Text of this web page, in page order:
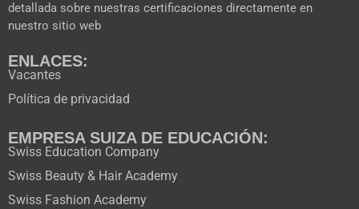
detallada sobre nuestras certificaciones directamente en
nuestro sitio web
ENLACES:
Vacantes
Política de privacidad
EMPRESA SUIZA DE EDUCACIÓN:
Swiss Education Company
Swiss Beauty & Hair Academy
Swiss Fashion Academy